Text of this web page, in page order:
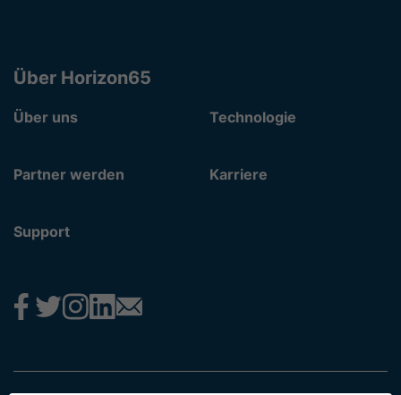
Über Horizon65
Über uns Technologie
Partner werden Karriere
Support